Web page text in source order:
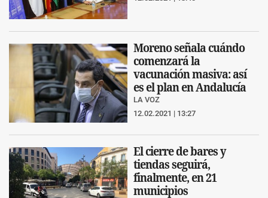
Moreno señala cuándo
comenzará la
vacunación masiva: así
es el plan en Andalucía
LA VOZ
12.02.2021 | 13:27
El cierre de bares y
tiendas seguirá,
finalmente, en 21
municipios